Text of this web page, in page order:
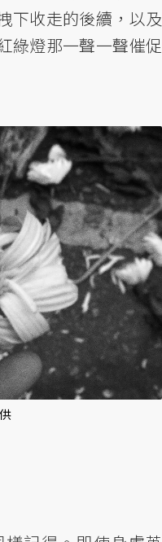
下收走的後續，以及
綠燈那一聲一聲催促